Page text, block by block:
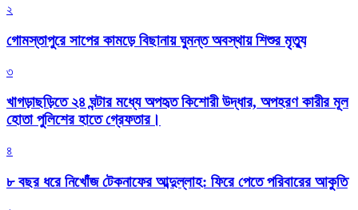
২
গোমস্তাপুরে সাপের কামড়ে বিছানায় ঘুমন্ত অবস্থায় শিশুর মৃত্যু
৩
খাগড়াছড়িতে ২৪ ঘন্টার মধ্যে অপহৃত কিশোরী উদ্ধার, অপহরণ কারীর মূল
হোতা পুলিশের হাতে গ্রেফতার।
৪
৮ বছর ধরে নিখোঁজ টেকনাফের আব্দুল্লাহ: ফিরে পেতে পরিবারের আকুতি